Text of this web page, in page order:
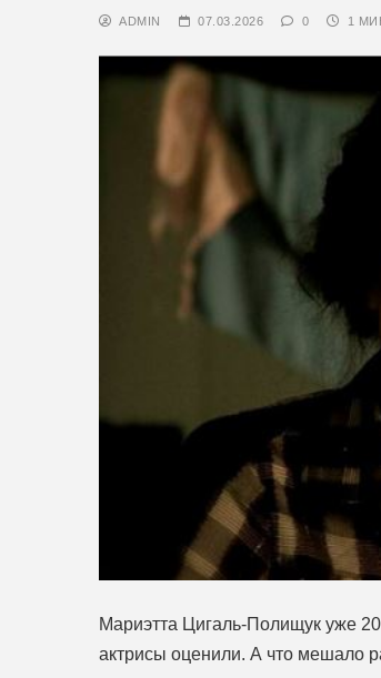
ADMIN 07.03.2026 0 1
Мариэтта Цигаль-Полищук уже
актрисы оценили. А что мешало